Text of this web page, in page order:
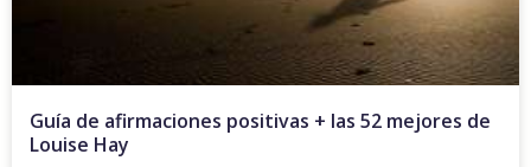
Guía de afirmaciones positivas + las 52 mejores de
Louise Hay